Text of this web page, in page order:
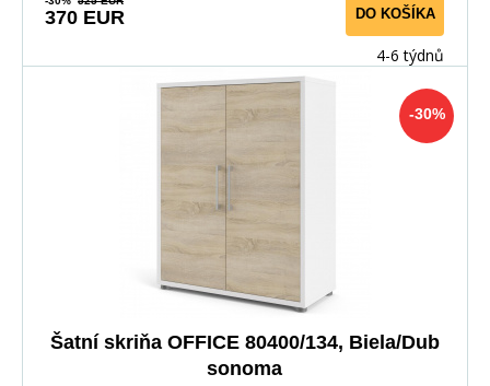
370 EUR DO KOŠÍKA
4-6 týdnů
-30%
Šatní skriňa OFFICE 80400/134, Biela/Dub
sonoma